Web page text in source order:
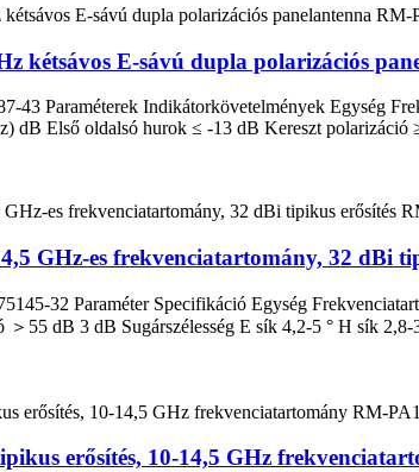
kétsávos E-sávú dupla polarizációs
43 Paraméterek Indikátorkövetelmények Egység
dB Első oldalsó hurok ≤ -13 dB Kereszt
GHz-es frekvenciatartomány, 32 dBi
32 Paraméter Specifikáció Egység
55 dB 3 dB Sugárszélesség E sík 4,2-5 ° H sík
erősítés, 10-14,5 GHz